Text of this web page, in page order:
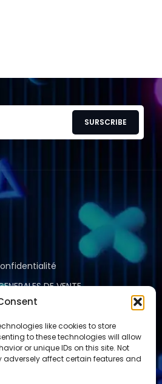
like cookies to store
to these technologies will allow
or unique IDs on this site. Not
affect certain features and
DE VENTE